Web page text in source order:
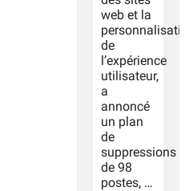
web et la
personnalisation
de
l’expérience
utilisateur,
a
annoncé
un plan
de
suppressions
de 98
postes, …